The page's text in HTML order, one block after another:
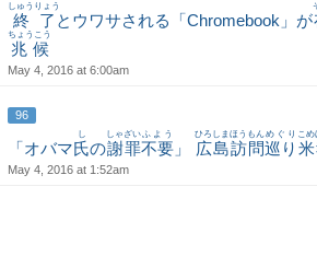
終了
しゅうりょう
とウワサされる「Chromebook」が
兆候
ちょうこう
May 4, 2016 at 6:00am
96
「オバマ氏
し
の謝罪
しゃざい
不要
ふよう
」 広島
ひろしま
訪問
ほうもん
巡り
めぐり
米
こめ
May 4, 2016 at 1:52am